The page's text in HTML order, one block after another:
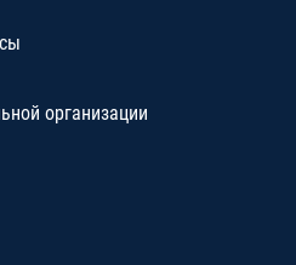
организации